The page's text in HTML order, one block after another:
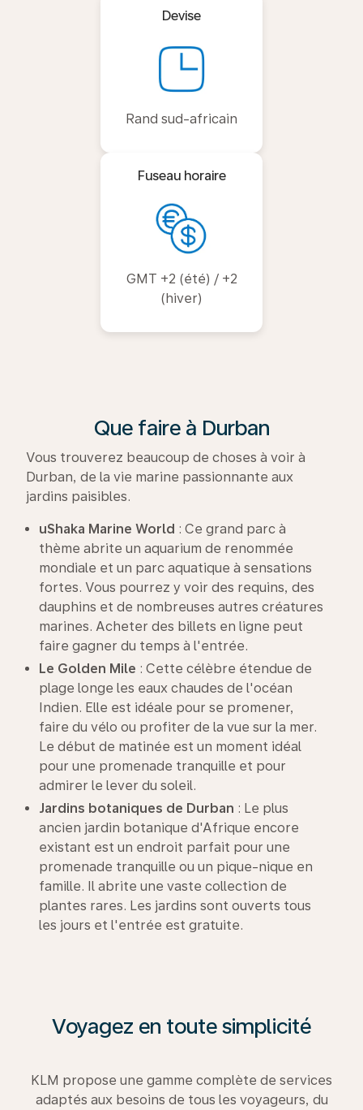
Devise
Rand sud-africain
Fuseau horaire
GMT +2 (été) / +2
(hiver)
Que faire à Durban
Vous trouverez beaucoup de choses à voir à
Durban, de la vie marine passionnante aux
jardins paisibles.
uShaka Marine World : Ce grand parc à
thème abrite un aquarium de renommée
mondiale et un parc aquatique à sensations
fortes. Vous pourrez y voir des requins, des
dauphins et de nombreuses autres créatures
marines. Acheter des billets en ligne peut
faire gagner du temps à l'entrée.
Le Golden Mile : Cette célèbre étendue de
plage longe les eaux chaudes de l'océan
Indien. Elle est idéale pour se promener,
faire du vélo ou profiter de la vue sur la mer.
Le début de matinée est un moment idéal
pour une promenade tranquille et pour
admirer le lever du soleil.
Jardins botaniques de Durban : Le plus
ancien jardin botanique d'Afrique encore
existant est un endroit parfait pour une
promenade tranquille ou un pique-nique en
famille. Il abrite une vaste collection de
plantes rares. Les jardins sont ouverts tous
les jours et l'entrée est gratuite.
Voyagez en toute simplicité
KLM propose une gamme complète de services
adaptés aux besoins de tous les voyageurs, du